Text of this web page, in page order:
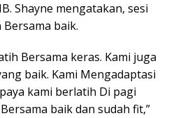
Shayne mengatakan, sesi
baik.
Bersama keras. Kami juga
baik. Kami Mengadaptasi
kami berlatih Di pagi
baik dan sudah fit,”